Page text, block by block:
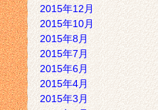
2015年12月
2015年10月
2015年8月
2015年7月
2015年6月
2015年4月
2015年3月